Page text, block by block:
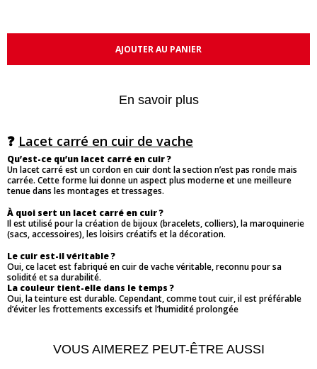
AJOUTER AU PANIER
En savoir plus
❓ Lacet carré en cuir de vache
Qu’est-ce qu’un lacet carré en cuir ?
Un lacet carré est un cordon en cuir dont la section n’est pas ronde mais
carrée. Cette forme lui donne un aspect plus moderne et une meilleure
tenue dans les montages et tressages.
À quoi sert un lacet carré en cuir ?
Il est utilisé pour la création de bijoux (bracelets, colliers), la maroquinerie
(sacs, accessoires), les loisirs créatifs et la décoration.
Le cuir est-il véritable ?
Oui, ce lacet est fabriqué en cuir de vache véritable, reconnu pour sa
solidité et sa durabilité.
La couleur tient-elle dans le temps ?
Oui, la teinture est durable. Cependant, comme tout cuir, il est préférable
d’éviter les frottements excessifs et l’humidité prolongée
VOUS AIMEREZ PEUT-ÊTRE AUSSI